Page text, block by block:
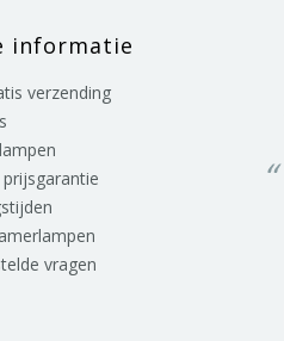
informatie
verzending
vragen